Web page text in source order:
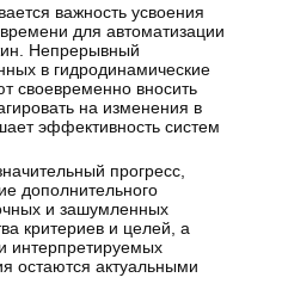
важность усвоения
для автоматизации
Непрерывный
в гидродинамические
своевременно вносить
на изменения в
эффективность систем
прогресс,
дополнительного
и зашумленных
критериев и целей, а
интерпретируемых
остаются актуальными